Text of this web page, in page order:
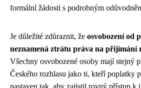
formální žádosti s podrobným
Je důležité zdůraznit, že osvobození od
neznamená ztrátu práva na přijímání
Všechny osvobozené osoby mají stejný
Českého rozhlasu jako ti, kteří poplatky
nastaven tak, aby zajistil rovný přístup k